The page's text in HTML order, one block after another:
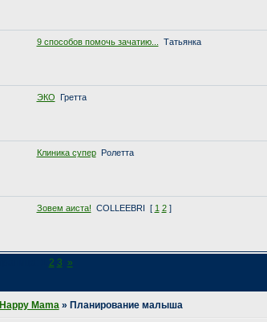
9 способов помочь зачатию...
Татьянка
ЭКО
Гретта
Клиника супер
Ролетта
Зовем аиста! COLLEEBRI [ 1 2 ]
2 3 »
Happy Mama » Планирование малыша